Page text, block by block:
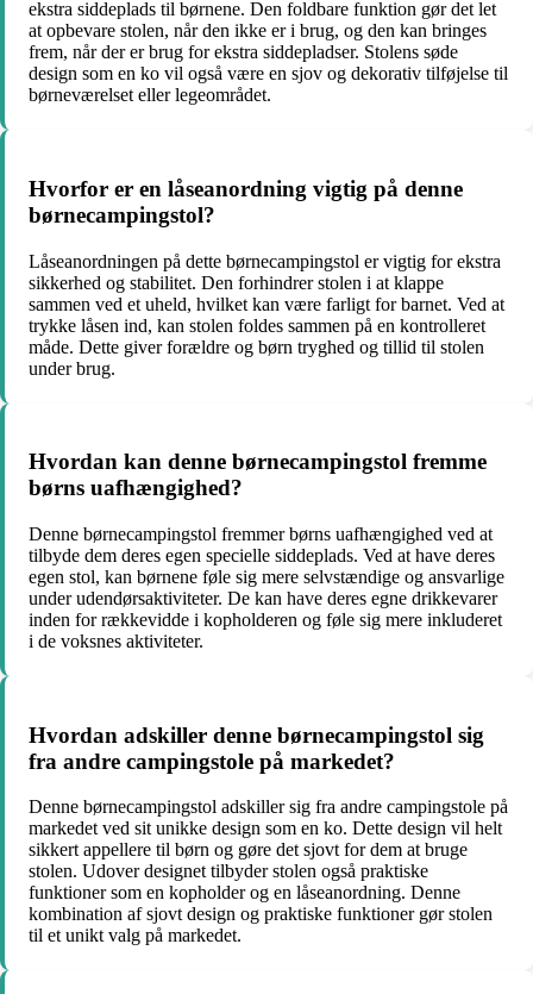
ekstra siddeplads til børnene. Den foldbare funktion gør det let
at opbevare stolen, når den ikke er i brug, og den kan bringes
frem, når der er brug for ekstra siddepladser. Stolens søde
design som en ko vil også være en sjov og dekorativ tilføjelse til
børneværelset eller legeområdet.
Hvorfor er en låseanordning vigtig på denne
børnecampingstol?
Låseanordningen på dette børnecampingstol er vigtig for ekstra
sikkerhed og stabilitet. Den forhindrer stolen i at klappe
sammen ved et uheld, hvilket kan være farligt for barnet. Ved at
trykke låsen ind, kan stolen foldes sammen på en kontrolleret
måde. Dette giver forældre og børn tryghed og tillid til stolen
under brug.
Hvordan kan denne børnecampingstol fremme
børns uafhængighed?
Denne børnecampingstol fremmer børns uafhængighed ved at
tilbyde dem deres egen specielle siddeplads. Ved at have deres
egen stol, kan børnene føle sig mere selvstændige og ansvarlige
under udendørsaktiviteter. De kan have deres egne drikkevarer
inden for rækkevidde i kopholderen og føle sig mere inkluderet
i de voksnes aktiviteter.
Hvordan adskiller denne børnecampingstol sig
fra andre campingstole på markedet?
Denne børnecampingstol adskiller sig fra andre campingstole på
markedet ved sit unikke design som en ko. Dette design vil helt
sikkert appellere til børn og gøre det sjovt for dem at bruge
stolen. Udover designet tilbyder stolen også praktiske
funktioner som en kopholder og en låseanordning. Denne
kombination af sjovt design og praktiske funktioner gør stolen
til et unikt valg på markedet.